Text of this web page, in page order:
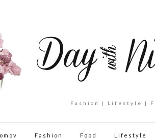
Fashion | Lifestyle |
Fashion Food Lifestyle